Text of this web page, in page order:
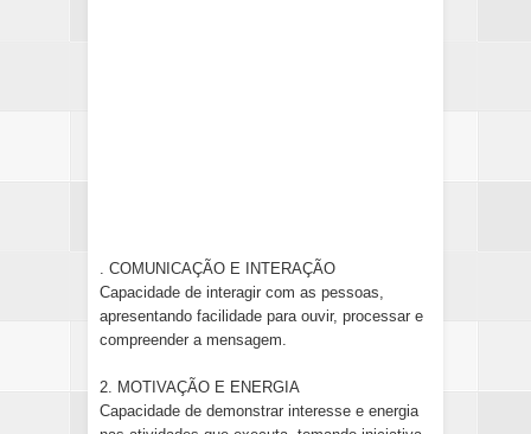
. COMUNICAÇÃO E INTERAÇÃO
Capacidade de interagir com as pessoas,
apresentando facilidade para ouvir, processar e
compreender a mensagem.
2. MOTIVAÇÃO E ENERGIA
Capacidade de demonstrar interesse e energia